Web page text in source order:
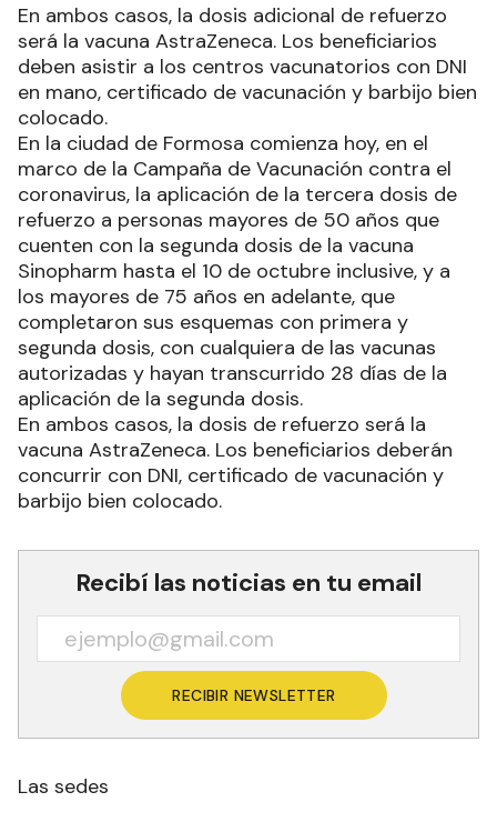
En ambos casos, la dosis adicional de refuerzo
será la vacuna AstraZeneca. Los beneficiarios
deben asistir a los centros vacunatorios con DNI
en mano, certificado de vacunación y barbijo bien
colocado.
En la ciudad de Formosa comienza hoy, en el
marco de la Campaña de Vacunación contra el
coronavirus, la aplicación de la tercera dosis de
refuerzo a personas mayores de 50 años que
cuenten con la segunda dosis de la vacuna
Sinopharm hasta el 10 de octubre inclusive, y a
los mayores de 75 años en adelante, que
completaron sus esquemas con primera y
segunda dosis, con cualquiera de las vacunas
autorizadas y hayan transcurrido 28 días de la
aplicación de la segunda dosis.
En ambos casos, la dosis de refuerzo será la
vacuna AstraZeneca. Los beneficiarios deberán
concurrir con DNI, certificado de vacunación y
barbijo bien colocado.
Recibí las noticias en tu email
RECIBIR NEWSLETTER
Las sedes